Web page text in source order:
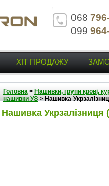
068
099
ХІТ ПРОДАЖУ
Головна> Нашивки, групи крові,
нашивки УЗ > Нашивка
Нашивка Укрзалізниця